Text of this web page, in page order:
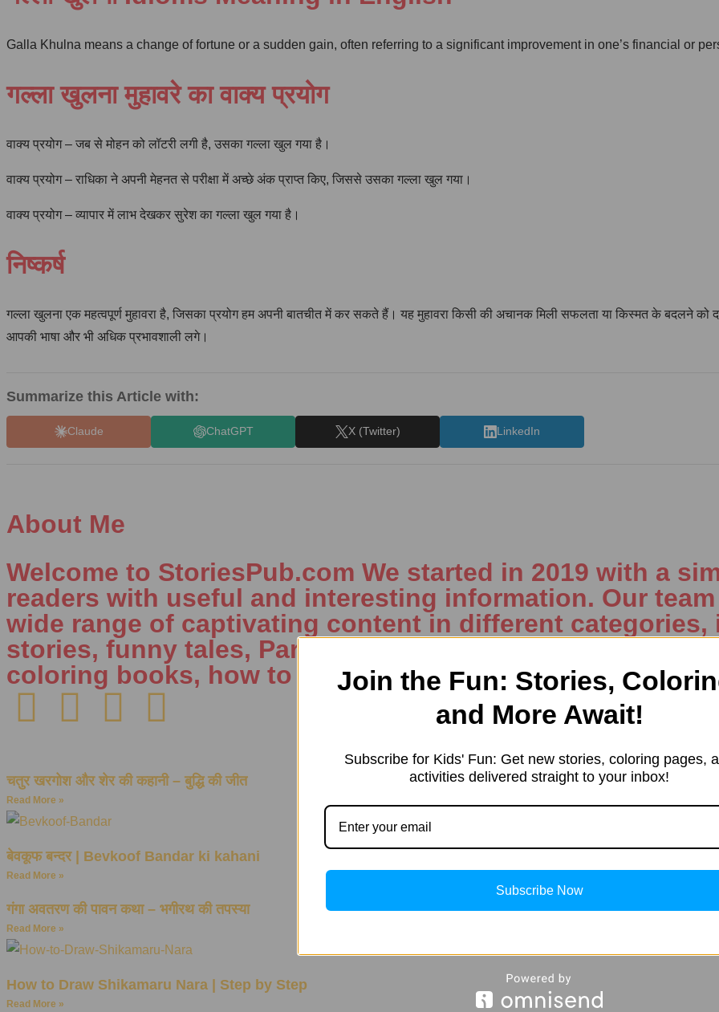
Galla Khulna means a change of fortune or a sudden gain, often referring to a significant improvement in one’s financial or
गल्ला खुलना मुहावरे का वाक्य प्रयोग
वाक्य प्रयोग – जब से मोहन को लॉटरी लगी है, उसका गल्ला खुल गया है।
वाक्य प्रयोग – राधिका ने अपनी मेहनत से परीक्षा में अच्छे अंक प्राप्त किए, जिससे उसका गल्ला खुल गया।
वाक्य प्रयोग – व्यापार में लाभ देखकर सुरेश का गल्ला खुल गया है।
निष्कर्ष
गल्ला खुलना एक महत्वपूर्ण मुहावरा है, जिसका प्रयोग हम अपनी बातचीत में कर सकते हैं। यह मुहावरा किसी की अचानक मिली सफलता या किस्मत के बदलने को
आपकी भाषा और भी अधिक प्रभावशाली लगे।
Summarize this Article with:
Claude ChatGPT X (Twitter) LinkedIn
About Me
Welcome to StoriesPub.com We started in 2019 with a
readers with useful and interesting information. Our
wide range of captivating content in different
stories, funny tales, Parenting, Kids’ products,
coloring books, how to draw, and more.
चतुर खरगोश और शेर की कहानी – बुद्धि की जीत
Read More »
बेवकूफ बन्दर | Bevkoof Bandar ki kahani
Read More »
गंगा अवतरण की पावन कथा – भगीरथ की तपस्या
Read More »
How to Draw Shikamaru Nara | Step by Step
Read More »
Join the Fun: Stories,
and More Await!
Subscribe for Kids' Fun: Get new stories, coloring pages,
activities delivered straight to your inbox!
Subscribe Now